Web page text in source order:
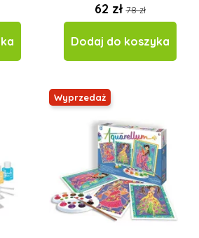
62 zł78 zł
Dodaj do koszyka
Wyprzedaż